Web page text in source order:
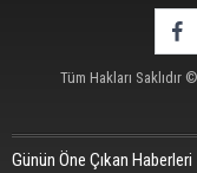
Tüm Hakları Saklıdır
Günün Öne Çıkan Haberleri